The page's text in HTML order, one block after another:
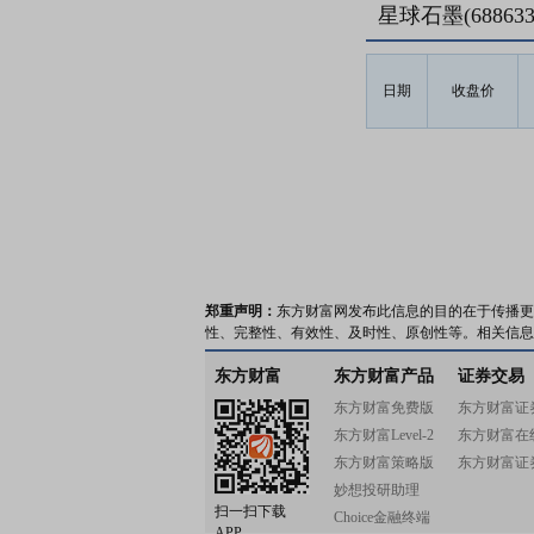
星球石墨
日期 收盘价
郑重声明： 东方财富网发布此信息的目的在于传播
性、完整性、有效性、及时性、原创性等。相关信
东方财富
扫一扫下载
东方财富产品
东方财富免费版
东方财富Level-2
东方财富策略版
妙想投研助理
Choice金融终端
证券交易
东方财富证
东方财富在
东方财富证